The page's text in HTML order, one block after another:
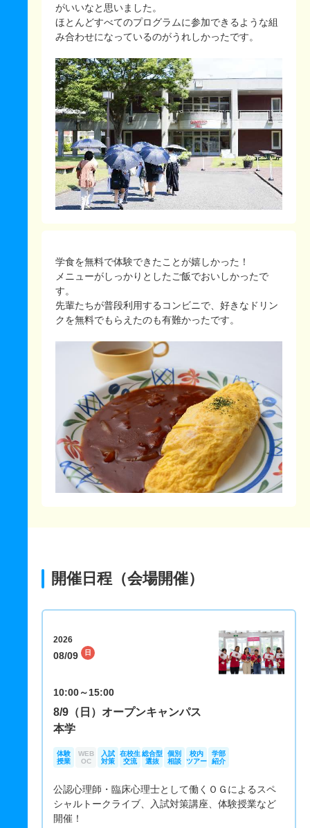
がいいなと思いました。
ほとんどすべてのプログラムに参加できるような組
み合わせになっているのがうれしかったです。
学食を無料で体験できたことが嬉しかった！
メニューがしっかりとしたご飯でおいしかったで
す。
先輩たちが普段利用するコンビニで、好きなドリン
クを無料でもらえたのも有難かったです。
開催日程（会場開催）
2026
08/09 日
10:00～15:00
8/9（日）オープンキャンパス
本学
体験
授業
WEB
OC
入試
対策
在校生
交流
総合型
選抜
個別
相談
校内
ツアー
学部
紹介
公認心理師・臨床心理士として働くＯＧによるスペ
シャルトークライブ、入試対策講座、体験授業など
開催！